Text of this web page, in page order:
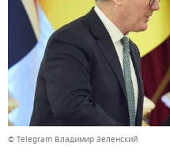
© Telegram Владимир Зеленский